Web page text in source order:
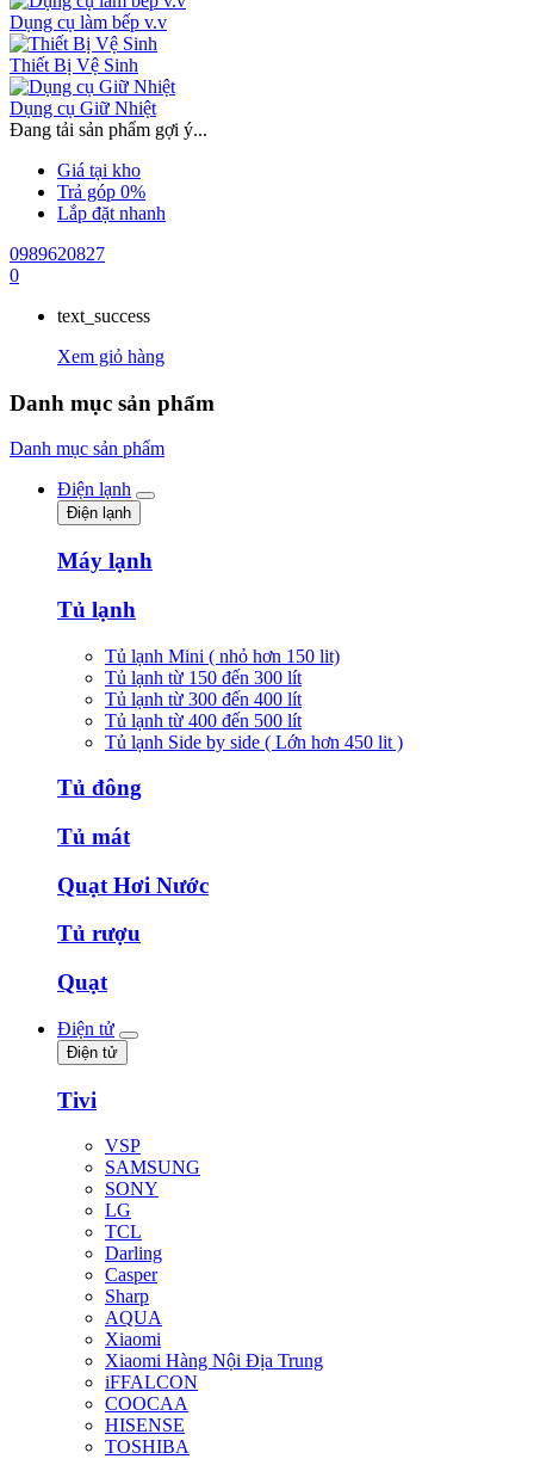
Dụng cụ làm bếp v.v
Thiết Bị Vệ Sinh
Dụng cụ Giữ Nhiệt
Đang tải sản phẩm gợi ý...
Giá tại kho
Trả góp 0%
Lắp đặt nhanh
0989620827
0
text_success
Xem giỏ hàng
Danh mục sản phẩm
Danh mục sản phẩm
Điện lạnh
Điện lạnh
Máy lạnh
Tủ lạnh
Tủ lạnh Mini ( nhỏ hơn 150 lit)
Tủ lạnh từ 150 đến 300 lít
Tủ lạnh từ 300 đến 400 lít
Tủ lạnh từ 400 đến 500 lít
Tủ lạnh Side by side ( Lớn hơn 450 lit )
Tủ đông
Tủ mát
Quạt Hơi Nước
Tủ rượu
Quạt
Điện tử
Điện tử
Tivi
VSP
SAMSUNG
SONY
LG
TCL
Darling
Casper
Sharp
AQUA
Xiaomi
Xiaomi Hàng Nội Địa Trung
iFFALCON
COOCAA
HISENSE
TOSHIBA